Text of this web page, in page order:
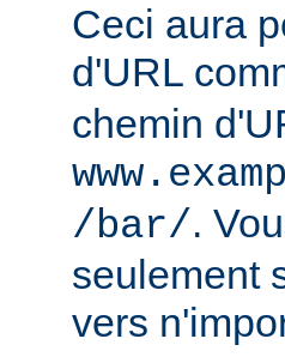
Ceci aura
d'URL
chemin
/bar/.
seulement
vers